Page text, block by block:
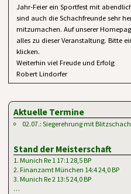
Jahr-Feier ein Sportfest mit
sind auch die Schachfreunde sehr
mitzumachen. Auf unserer
alles zu dieser Veranstaltung. Bitte
klicken.
Weiterhin viel Freude und Erfolg
Robert Lindorfer
Aktuelle Termine
02.07.: Siegerehrung mit
Stand der Meisterschaft
1. Munich Re 1 17:1 28,5 BP
2. Finanzamt München 14:4 24,0 BP
3. Munich Re 2 13:5 24,0 BP
…